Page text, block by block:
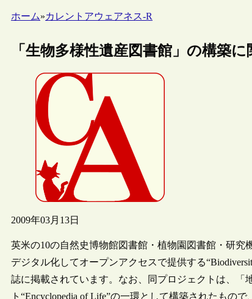
ホーム»カレントアウェアネス-R
「生物多様性遺産図書館」の構築
2009年03月13日
英米の10の自然史博物館図書館・植物園図書館・研究
デジタル化してオープンアクセスで提供する
誌に掲載されています。なお、同プロジェクトは、「
ト“Encyclopedia of Life”の一環として構築されたもの